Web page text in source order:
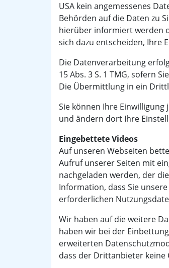
USA kein angemessenes
Behörden auf die Daten zu
hierüber informiert werden
sich dazu entscheiden, Ihre
Die Datenverarbeitung
15 Abs. 3 S. 1 TMG, sofern
Die Übermittlung in ein
Sie können Ihre
und ändern dort Ihre
Eingebettete Videos
Auf unseren Webseiten
Aufruf unserer Seiten mit
nachgeladen werden, der
Information, dass Sie
erforderlichen
Wir haben auf die weitere
haben wir bei der
erweiterten
dass der Drittanbieter keine